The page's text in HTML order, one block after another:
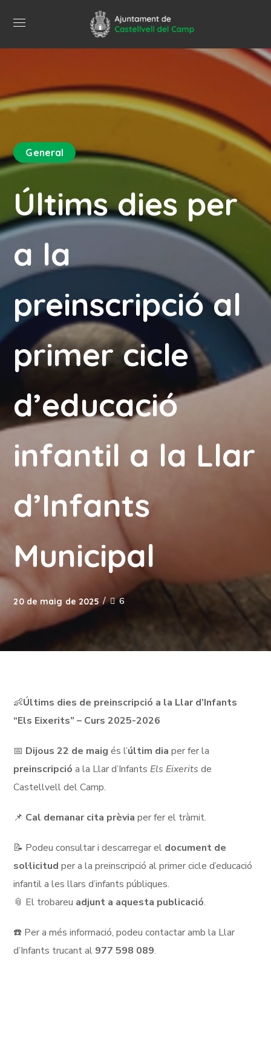
General
Últims dies per
a la
preinscripció al
primer cicle
d’educació
infantil a la Llar
d’Infants
Municipal
20 de maig de 2025 6
👶Últims dies de preinscripció a la Llar d’Infants
“Els Eixerits” – Curs 2025-2026
📅 Dijous 22 de maig és l’últim dia per fer la
preinscripció a la Llar d’Infants Els Eixerits de
Castellvell del Camp.
📌 Cal demanar cita prèvia per fer el tràmit.
📝 Podeu consultar i descarregar el document de
sol·licitud per a la preinscripció al primer cicle d’educació
infantil a les llars d’infants públiques.
📎 El trobareu adjunt a aquesta publicació.
☎️ Per a més informació, podeu contactar amb la Llar
d’Infants trucant al 977 598 089.